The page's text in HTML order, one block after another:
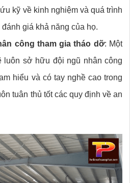
kỹ về kinh nghiệm và quá trình
giá khả năng của họ.
công tham gia tháo dỡ: Một
luôn sở hữu đội ngũ nhân công
hiểu và có tay nghề cao trong
tuân thủ tốt các quy định về an